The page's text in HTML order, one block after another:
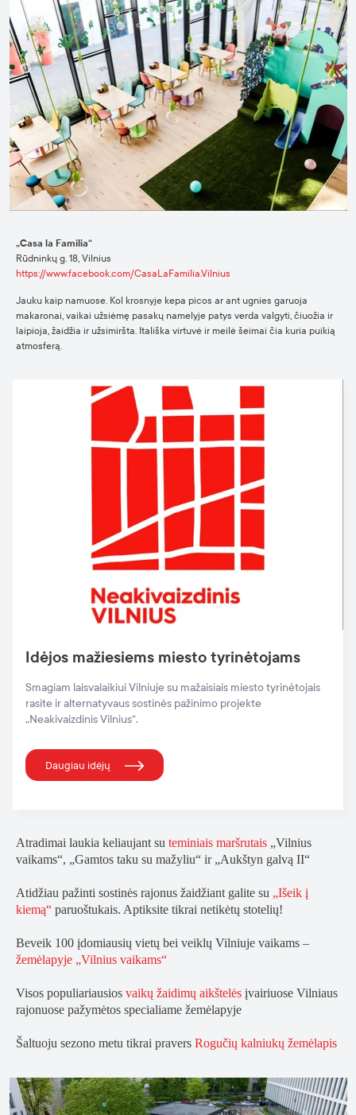
„Casa la Familia“
Rūdninkų g. 18, Vilnius
https://www.facebook.com/CasaLaFamilia.Vilnius
Jauku kaip namuose. Kol krosnyje kepa picos ar ant ugnies garuoja
makaronai, vaikai užsiėmę pasakų namelyje patys verda valgyti, čiuožia ir
laipioja, žaidžia ir užsimiršta. Itališka virtuvė ir meilė šeimai čia kuria puikią
atmosferą.
Idėjos mažiesiems miesto tyrinėtojams
Smagiam laisvalaikiui Vilniuje su mažaisiais miesto tyrinėtojais
rasite ir alternatyvaus sostinės pažinimo projekte
„Neakivaizdinis Vilnius“.
Daugiau idėjų
Atradimai laukia keliaujant su teminiais maršrutais „Vilnius
vaikams“, „Gamtos taku su mažyliu“ ir „Aukštyn galvą II“
Atidžiau pažinti sostinės rajonus žaidžiant galite su „Išeik į
kiemą“ paruoštukais. Aptiksite tikrai netikėtų stotelių!
Beveik 100 įdomiausių vietų bei veiklų Vilniuje vaikams –
žemėlapyje „Vilnius vaikams“
Visos populiariausios vaikų žaidimų aikštelės įvairiuose Vilniaus
rajonuose pažymėtos specialiame žemėlapyje
Šaltuoju sezono metu tikrai pravers Rogučių kalniukų žemėlapis